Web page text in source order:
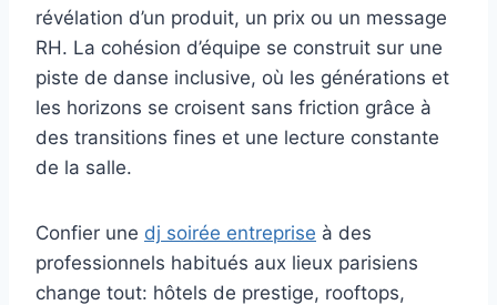
révélation d’un produit, un prix ou un message
RH. La cohésion d’équipe se construit sur une
piste de danse inclusive, où les générations et
les horizons se croisent sans friction grâce à
des transitions fines et une lecture constante
de la salle.
Confier une dj soirée entreprise à des
professionnels habitués aux lieux parisiens
change tout: hôtels de prestige, rooftops,